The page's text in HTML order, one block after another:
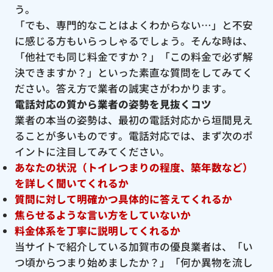
う。
「でも、専門的なことはよくわからない…」と不安
に感じる方もいらっしゃるでしょう。そんな時は、
「他社でも同じ料金ですか？」「この料金で必ず解
決できますか？」といった素直な質問をしてみてく
ださい。答え方で業者の誠実さがわかります。
電話対応の質から業者の姿勢を見抜くコツ
業者の本当の姿勢は、最初の電話対応から垣間見え
ることが多いものです。電話対応では、まず次のポ
イントに注目してみてください。
あなたの状況（トイレつまりの程度、築年数など）
を詳しく聞いてくれるか
質問に対して明確かつ具体的に答えてくれるか
焦らせるような言い方をしていないか
料金体系を丁寧に説明してくれるか
当サイトで紹介している加賀市の優良業者は、「い
つ頃からつまり始めましたか？」「何か異物を流し